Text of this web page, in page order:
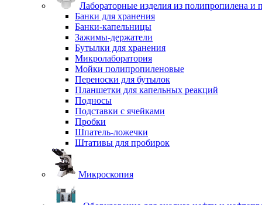
Лабораторные изделия из полипропилена и
Банки для хранения
Банки-капельницы
Зажимы-держатели
Бутылки для хранения
Микролаборатория
Мойки полипропиленовые
Переноски для бутылок
Планшетки для капельных реакций
Подносы
Подставки с ячейками
Пробки
Шпатель-ложечки
Штативы для пробирок
Микроскопия